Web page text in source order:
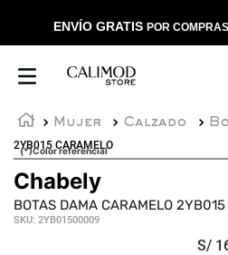
ENVÍO GRATIS POR
Mujer Calzado
2YB015 CARAMELO
(*)Color referencial
Chabely
BOTAS DAMA CARAMELO 2YB015
SKU: 2YB01500009
S/